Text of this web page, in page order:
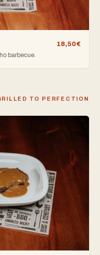
18,50€
barbecue.
TO PERFECTION